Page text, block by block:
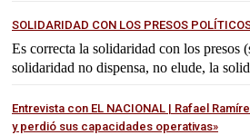
SOLIDARIDAD CON LOS PRESOS
Es correcta la solidaridad con los presos
solidaridad no dispensa, no elude, la
Entrevista con EL NACIONAL | Rafael
y perdió sus capacidades operativas»